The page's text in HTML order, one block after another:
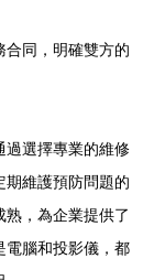
合同，明確雙方的
過選擇專業的維修
期維護預防問題的
，為企業提供了
電腦和投影儀，都